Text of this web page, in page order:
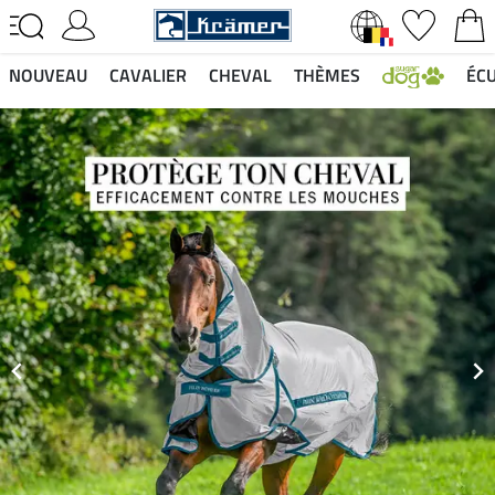
NOUVEAU CAVALIER CHEVAL THÈMES